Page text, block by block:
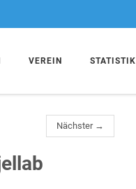
VEREIN STATISTIK
Nächster →